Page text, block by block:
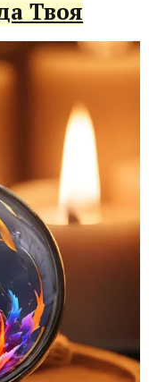
Твоя